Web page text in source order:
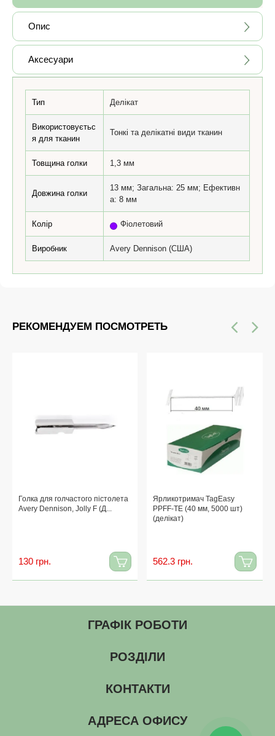
Опис
Аксесуари
Тип Делікат
Використовуєтьс
я для тканин
Тонкі та делікатні види тканин
Товщина голки 1,3 мм
Довжина голки
13 мм; Загальна: 25 мм; Ефективн
а: 8 мм
Колір Фіолетовий
Виробник Avery Dennison (США)
РЕКОМЕНДУЕМ ПОСМОТРЕТЬ
Голка для голчастого пістолета
Avery Dennison, Jolly F (Д...
130 грн.
Ярликотримач TagEasy
PPFF-TE (40 мм, 5000 шт)
(делікат)
562.3 грн.
ГРАФІК РОБОТИ
РОЗДІЛИ
КОНТАКТИ
АДРЕСА ОФИСУ